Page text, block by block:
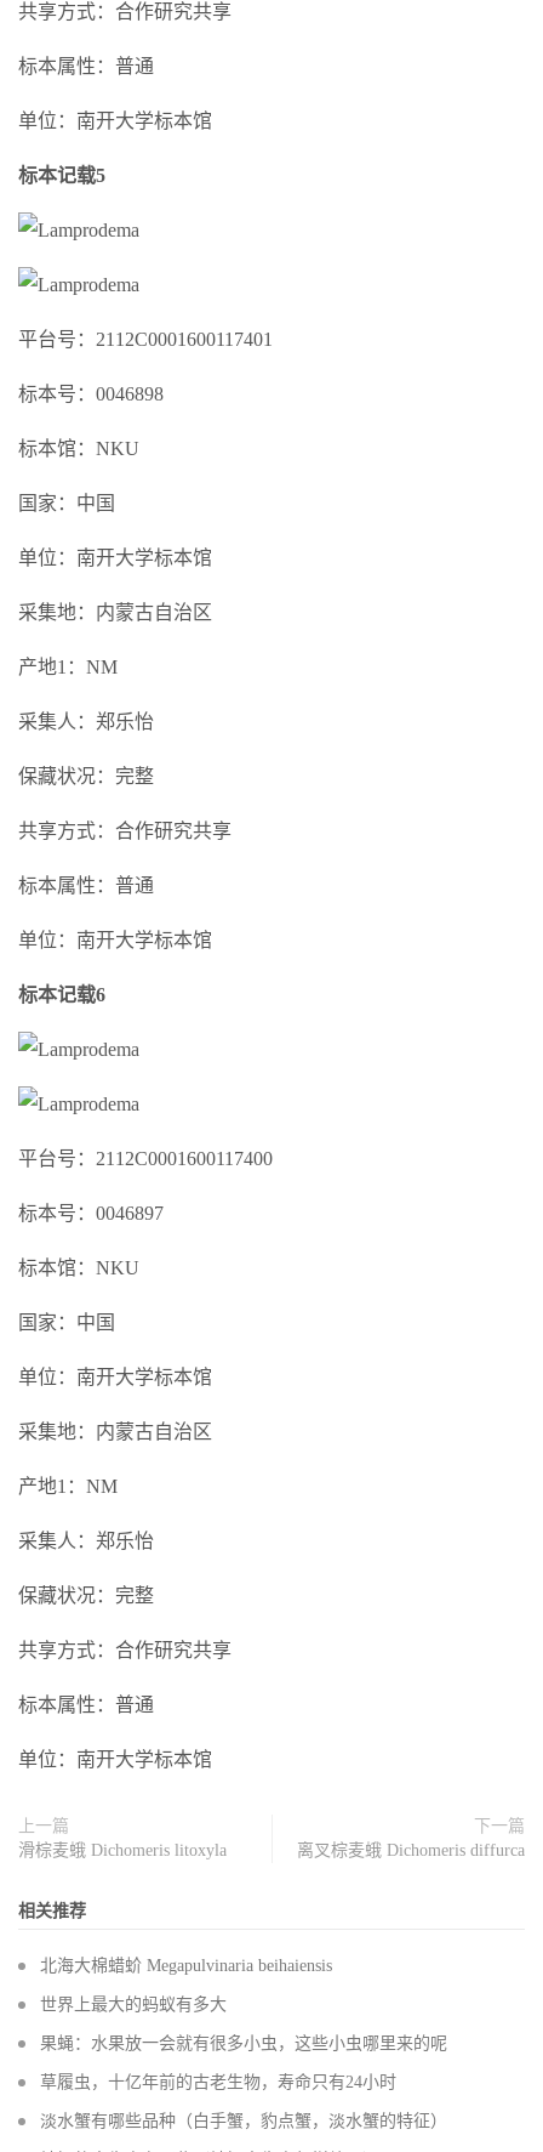
共享方式：合作研究共享
标本属性：普通
单位：南开大学标本馆
标本记载5
平台号：2112C0001600117401
标本号：0046898
标本馆：NKU
国家：中国
单位：南开大学标本馆
采集地：内蒙古自治区
产地1：NM
采集人：郑乐怡
保藏状况：完整
共享方式：合作研究共享
标本属性：普通
单位：南开大学标本馆
标本记载6
平台号：2112C0001600117400
标本号：0046897
标本馆：NKU
国家：中国
单位：南开大学标本馆
采集地：内蒙古自治区
产地1：NM
采集人：郑乐怡
保藏状况：完整
共享方式：合作研究共享
标本属性：普通
单位：南开大学标本馆
上一篇
滑棕麦蛾 Dichomeris litoxyla
下一篇
离叉棕麦蛾 Dichomeris diffurca
相关推荐
北海大棉蜡蚧 Megapulvinaria beihaiensis
世界上最大的蚂蚁有多大
果蝇：水果放一会就有很多小虫，这些小虫哪里来的呢
草履虫，十亿年前的古老生物，寿命只有24小时
淡水蟹有哪些品种（白手蟹，豹点蟹，淡水蟹的特征）